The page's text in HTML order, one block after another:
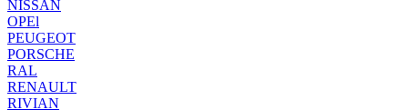
NISSAN
OPEl
PEUGEOT
PORSCHE
RAL
RENAULT
RIVIAN